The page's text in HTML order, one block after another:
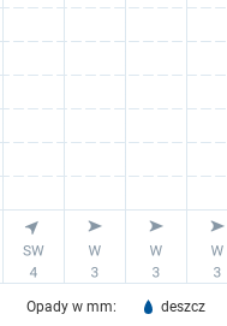
Opady w mm: deszcz